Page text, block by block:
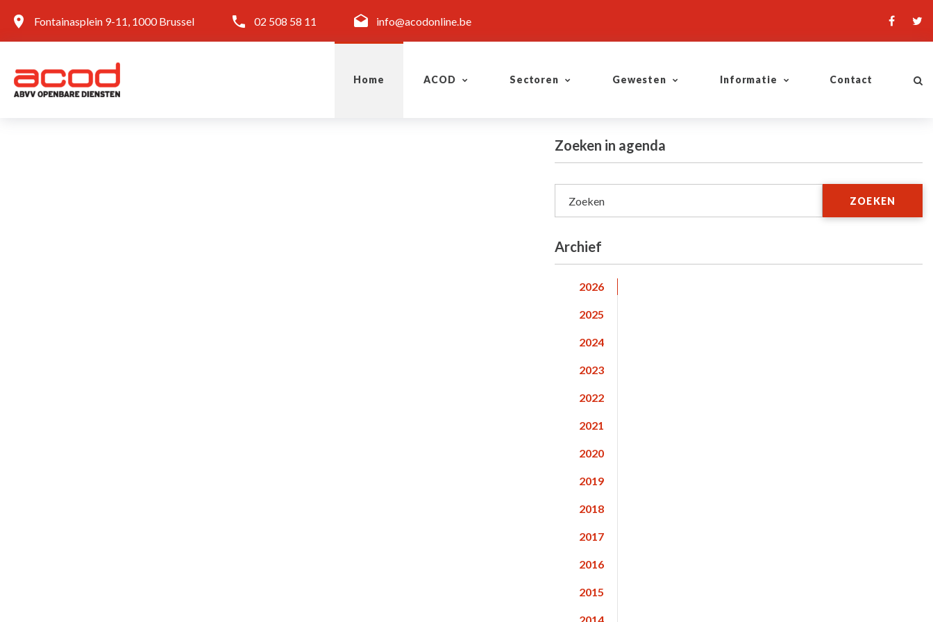
Fontainasplein 9-11, 1000 Brussel 02 508 58 11 info@acodonline.be
Home ACOD Sectoren Gewesten Informatie Contact
Zoeken in agenda
Zoeken ZOEKEN
Archief
2026
2025
2024
2023
2022
2021
2020
2019
2018
2017
2016
2015